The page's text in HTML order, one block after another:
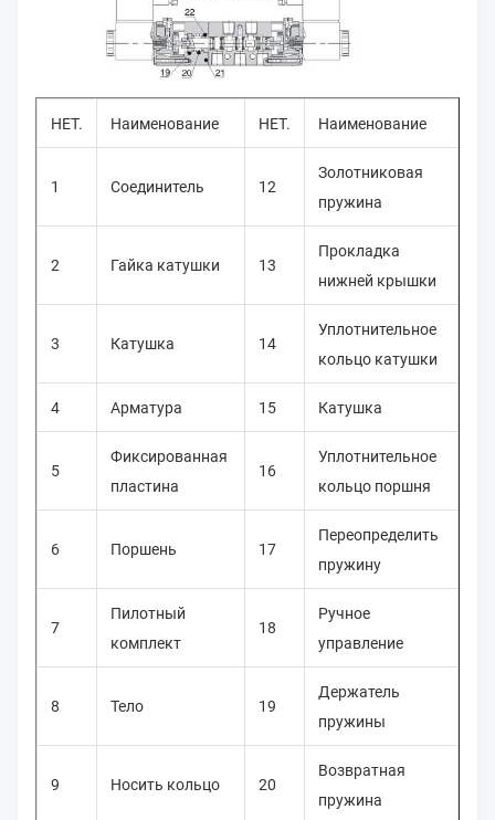
НЕТ. Наименование НЕТ. Наименование
1 Соединитель 12
Золотниковая
пружина
2 Гайка катушки 13
Прокладка
нижней крышки
3 Катушка 14
Уплотнительное
кольцо катушки
4 Арматура 15 Катушка
5
Фиксированная
пластина
16
Уплотнительное
кольцо поршня
6 Поршень 17
Переопределить
пружину
7
Пилотный
комплект
18
Ручное
управление
8 Тело 19
Держатель
пружины
9 Носить кольцо 20
Возвратная
пружина